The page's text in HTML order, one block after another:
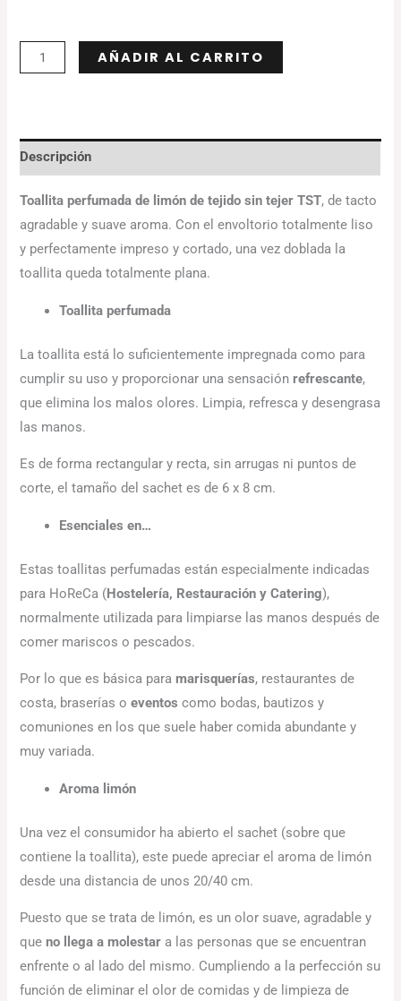
AÑADIR AL CARRITO
Descripción
Toallita perfumada de limón de tejido sin tejer TST, de tacto
agradable y suave aroma. Con el envoltorio totalmente liso
y perfectamente impreso y cortado, una vez doblada la
toallita queda totalmente plana.
Toallita perfumada
La toallita está lo suficientemente impregnada como para
cumplir su uso y proporcionar una sensaciónrefrescante,
que elimina los malos olores. Limpia, refresca y desengrasa
las manos.
Es de forma rectangular y recta, sin arrugas ni puntos de
corte, el tamaño del sachet es de 6 x 8 cm.
Esenciales en…
Estas toallitas perfumadas están especialmente indicadas
para HoReCa (Hostelería, Restauración y Catering),
normalmente utilizada para limpiarse las manos después de
comer mariscos o pescados.
Por lo que es básica paramarisquerías, restaurantes de
costa, braserías oeventos como bodas, bautizos y
comuniones en los que suele haber comida abundante y
muy variada.
Aroma limón
Una vez el consumidor ha abierto el sachet (sobre que
contiene la toallita), este puede apreciar el aroma de limón
desde una distancia de unos 20/40 cm.
Puesto que se trata de limón, es un olor suave, agradable y
queno llega a molestar a las personas que se encuentran
enfrente o al lado del mismo. Cumpliendo a la perfección su
función de eliminar el olor de comidas y de limpieza de